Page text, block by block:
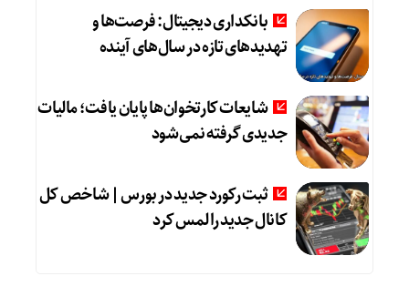
بانکداری دیجیتال: فرصت‌ها و
تهدیدهای تازه در سال‌های آینده
شایعات کارتخوان‌ها پایان یافت؛ مالیات
جدیدی گرفته نمی‌شود
ثبت رکورد جدید در بورس | شاخص کل
کانال جدید را لمس کرد